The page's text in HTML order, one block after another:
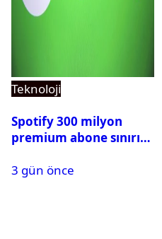
Teknoloji
Spotify 300 milyon
premium abone sınırını
3 gün önce